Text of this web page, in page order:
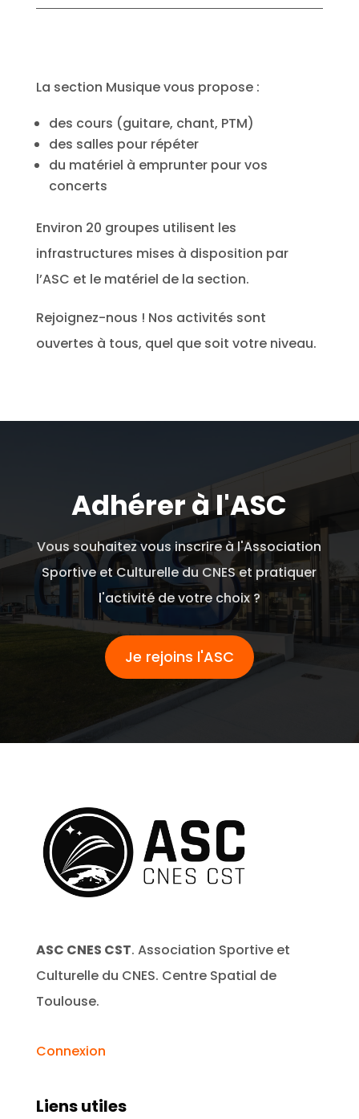
La section Musique vous propose :
des cours (guitare, chant, PTM)
des salles pour répéter
du matériel à emprunter pour vos
concerts
Environ 20 groupes utilisent les
infrastructures mises à disposition par
l’ASC et le matériel de la section.
Rejoignez-nous ! Nos activités sont
ouvertes à tous, quel que soit votre niveau.
Adhérer à l'ASC
Vous souhaitez vous inscrire à l'Association
Sportive et Culturelle du CNES et pratiquer
l'activité de votre choix ?
Je rejoins l'ASC
ASC CNES CST. Association Sportive et
Culturelle du CNES. Centre Spatial de
Toulouse.
Connexion
Liens utiles